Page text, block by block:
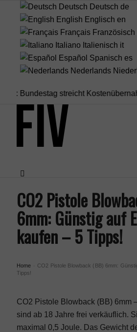
Deutsch Deutsch de
English Englisch en
Français Französisch
Italiano Italienisch it
Español Spanisch es
Nederlands
streicht Kostenübernahme
Menü
CO2 Pistole
6mm: Günstig auf
kaufen – 5 Tipps!
Home
CO2 Pistole Blowback (BB) 6mm:
Tipps!
CO2 Pistole Blowback (BB) 6mm
sind ab 18 Jahre frei verkäuflich.
maximal 0,5 Joule. Das Gewicht